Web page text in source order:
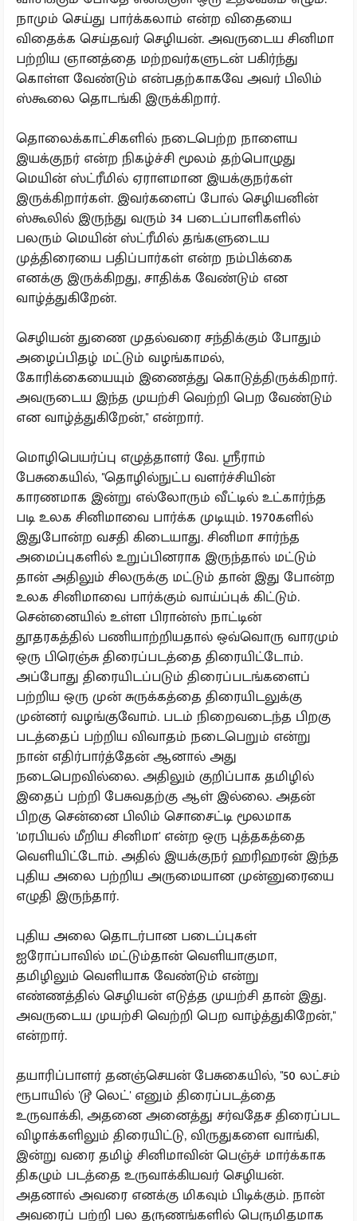
நாமும் செய்து பார்க்கலாம் என்ற விதையை
விதைக்க செய்தவர் செழியன். அவருடைய சினிமா
பற்றிய ஞானத்தை மற்றவர்களுடன் பகிர்ந்து
கொள்ள வேண்டும் என்பதற்காகவே அவர் பிலிம்
ஸ்கூலை தொடங்கி இருக்கிறார்.
தொலைக்காட்சிகளில் நடைபெற்ற நாளைய
இயக்குநர் என்ற நிகழ்ச்சி மூலம் தற்பொழுது
மெயின் ஸ்ட்ரீமில் ஏராளமான இயக்குநர்கள்
இருக்கிறார்கள். இவர்களைப் போல் செழியனின்
ஸ்கூலில் இருந்து வரும் 34 படைப்பாளிகளில்
பலரும் மெயின் ஸ்ட்ரீமில் தங்களுடைய
முத்திரையை பதிப்பார்கள் என்ற நம்பிக்கை
எனக்கு இருக்கிறது, சாதிக்க வேண்டும் என
வாழ்த்துகிறேன்.
செழியன் துணை முதல்வரை சந்திக்கும் போதும்
அழைப்பிதழ் மட்டும் வழங்காமல்,
கோரிக்கையையும் இணைத்து கொடுத்திருக்கிறார்.
அவருடைய இந்த முயற்சி வெற்றி பெற வேண்டும்
என வாழ்த்துகிறேன்,'' என்றார்.
மொழிபெயர்ப்பு எழுத்தாளர் வே. ஸ்ரீராம்
பேசுகையில், ''தொழில்நுட்ப வளர்ச்சியின்
காரணமாக இன்று எல்லோரும் வீட்டில் உட்கார்ந்த
படி உலக சினிமாவை பார்க்க முடியும். 1970களில்
இதுபோன்ற வசதி கிடையாது. சினிமா சார்ந்த
அமைப்புகளில் உறுப்பினராக இருந்தால் மட்டும்
தான் அதிலும் சிலருக்கு மட்டும் தான் இது போன்ற
உலக சினிமாவை பார்க்கும் வாய்ப்புக் கிட்டும்.
சென்னையில் உள்ள பிரான்ஸ் நாட்டின்
தூதரகத்தில் பணியாற்றியதால் ஒவ்வொரு வாரமும்
ஒரு பிரெஞ்சு திரைப்படத்தை திரையிட்டோம்.
அப்போது திரையிடப்படும் திரைப்படங்களைப்
பற்றிய ஒரு முன் சுருக்கத்தை திரையிடலுக்கு
முன்னர் வழங்குவோம். படம் நிறைவடைந்த பிறகு
படத்தைப் பற்றிய விவாதம் நடைபெறும் என்று
நான் எதிர்பார்த்தேன் ஆனால் அது
நடைபெறவில்லை. அதிலும் குறிப்பாக தமிழில்
இதைப் பற்றி பேசுவதற்கு ஆள் இல்லை. அதன்
பிறகு சென்னை பிலிம் சொசைட்டி மூலமாக
'மரபியல் மீறிய சினிமா' என்ற ஒரு புத்தகத்தை
வெளியிட்டோம். அதில் இயக்குநர் ஹரிஹரன் இந்த
புதிய அலை பற்றிய அருமையான முன்னுரையை
எழுதி இருந்தார்.
புதிய அலை தொடர்பான படைப்புகள்
ஐரோப்பாவில் மட்டும்தான் வெளியாகுமா,
தமிழிலும் வெளியாக வேண்டும் என்று
எண்ணத்தில் செழியன் எடுத்த முயற்சி தான் இது.
அவருடைய முயற்சி வெற்றி பெற வாழ்த்துகிறேன்,''
என்றார்.
தயாரிப்பாளர் தனஞ்செயன் பேசுகையில், ''50 லட்சம்
ரூபாயில் 'டூ லெட்' எனும் திரைப்படத்தை
உருவாக்கி, அதனை அனைத்து சர்வதேச திரைப்பட
விழாக்களிலும் திரையிட்டு, விருதுகளை வாங்கி,
இன்று வரை தமிழ் சினிமாவின் பெஞ்ச் மார்க்காக
திகழும் படத்தை உருவாக்கியவர் செழியன்.
அதனால் அவரை எனக்கு மிகவும் பிடிக்கும். நான்
அவரைப் பற்றி பல தருணங்களில் பெருமிதமாக